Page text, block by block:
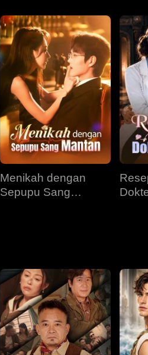
Menikah dengan
Sepupu Sang